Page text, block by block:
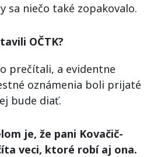
sa niečo také zopakovalo.
OČTK?
prečítali, a evidentne
oznámenia boli prijaté
bude diať.
je, že pani Kovačič-
veci, ktoré robí aj ona.